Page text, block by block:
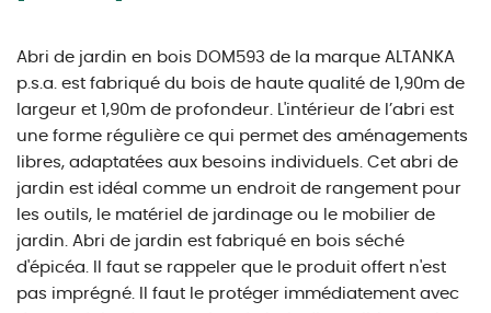
Abri de jardin en bois DOM593 de la marque ALTANKA
p.s.a. est fabriqué du bois de haute qualité de 1,90m de
largeur et 1,90m de profondeur. L'intérieur de l’abri est
une forme régulière ce qui permet des aménagements
libres, adaptatées aux besoins individuels. Cet abri de
jardin est idéal comme un endroit de rangement pour
les outils, le matériel de jardinage ou le mobilier de
jardin. Abri de jardin est fabriqué en bois séché
d'épicéa. Il faut se rappeler que le produit offert n'est
pas imprégné. Il faut le protéger immédiatement avec